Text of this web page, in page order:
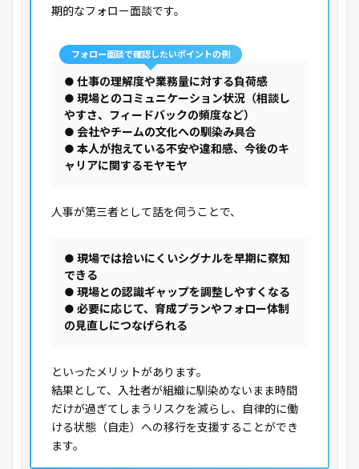
期的なフォロー面談です。
フォロー面談で確認したいポイントの例
● 仕事の理解度や業務量に対する負荷感
● 現場とのコミュニケーション状況（相談し
やすさ、フィードバックの頻度など）
● 会社やチームの文化への馴染み具合
● 本人が抱えている不安や違和感、今後のキ
ャリアに関するモヤモヤ
人事が第三者として話を伺うことで、
● 現場では拾いにくいシグナルを早期に察知
できる
● 現場との認識ギャップを調整しやすくなる
● 必要に応じて、育成プランやフォロー体制
の見直しにつなげられる
といったメリットがあります。
結果として、入社者が組織に馴染めないまま時間
だけが過ぎてしまうリスクを減らし、自律的に働
ける状態（自走）への移行を支援することができ
ます。